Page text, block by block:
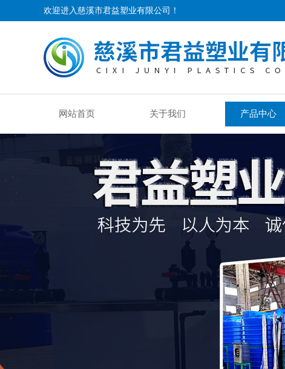
欢迎进入慈溪市君益塑业有限公司！
网站首页 关于我们 产品中心